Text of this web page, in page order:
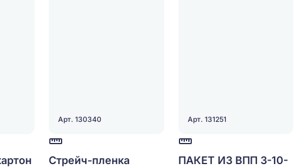
Арт. 130340
Стрейч-пленка
Арт. 131251
ПАКЕТ ИЗ ВПП 3-10-